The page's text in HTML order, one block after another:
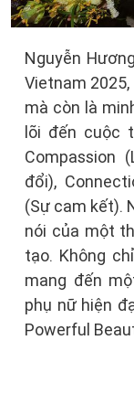
Nguyễn
Vietnam
mà còn là
lõi đến cuộc
Compassion
đổi),
(Sự cam kết).
nói của một
tạo. Không
mang đến
phụ nữ hiện
Powerful